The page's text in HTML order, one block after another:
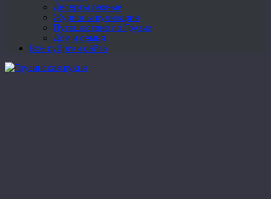
Десерты разные
Журналы кулинария
Путешествие по Грузии
Дом и семья
Все рубрики сайта